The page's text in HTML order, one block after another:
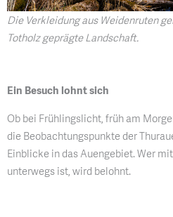
Die Verkleidung aus Weidenruten
Totholz geprägte Landschaft.
Ein Besuch lohnt sich
Ob bei Frühlingslicht, früh am
die Beobachtungspunkte der
Einblicke in das Auengebiet. Wer
unterwegs ist, wird belohnt.